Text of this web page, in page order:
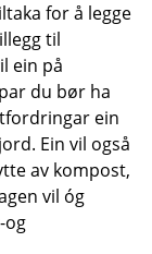
for å legge
til
ein på
du bør ha
ein
Ein vil også
av kompost,
vil óg
og